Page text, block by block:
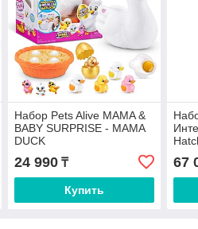
Набор Pets Alive MAMA &
BABY SURPRISE - MAMA
DUCK
24 990₸
Купить
67